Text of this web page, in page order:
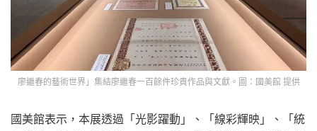
廖繼春的藝術世界」集結廖繼春一百餘件珍貴作品與文獻。圖：國美館 提供
國美館表示，本展透過「光影躍動」、「線彩輝映」、「統